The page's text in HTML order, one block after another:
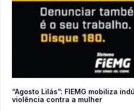
“Agosto Lilás”: FIEMG mobiliza
violência contra a mulher